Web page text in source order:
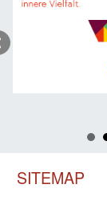
SITEMAP